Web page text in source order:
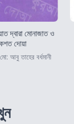
দ্বারা মোনাজাত ও
দোয়া
আবু তাহের বর্ধমানী